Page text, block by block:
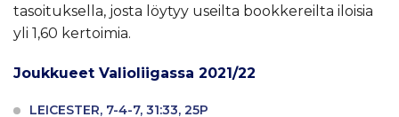
tasoituksella, josta löytyy useilta bookkereilta iloisia
yli 1,60 kertoimia.
Joukkueet Valioliigassa 2021/22
LEICESTER, 7-4-7, 31:33, 25P